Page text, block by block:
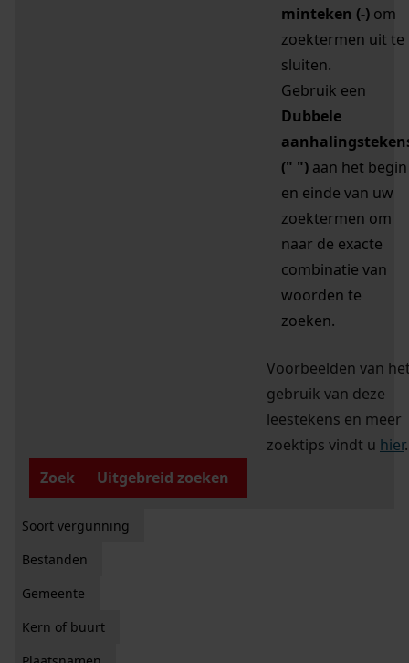
minteken (-) om
zoektermen uit te
sluiten.
Gebruik een
Dubbele
(" ") aan het begin
en einde van uw
zoektermen om
naar de exacte
combinatie van
woorden te
zoeken.
Voorbeelden van
gebruik van deze
leestekens en meer
zoektips vindt u hier.
Zoek
Uitgebreid zoeken
Soort vergunning
Bestanden
Gemeente
Kern of buurt